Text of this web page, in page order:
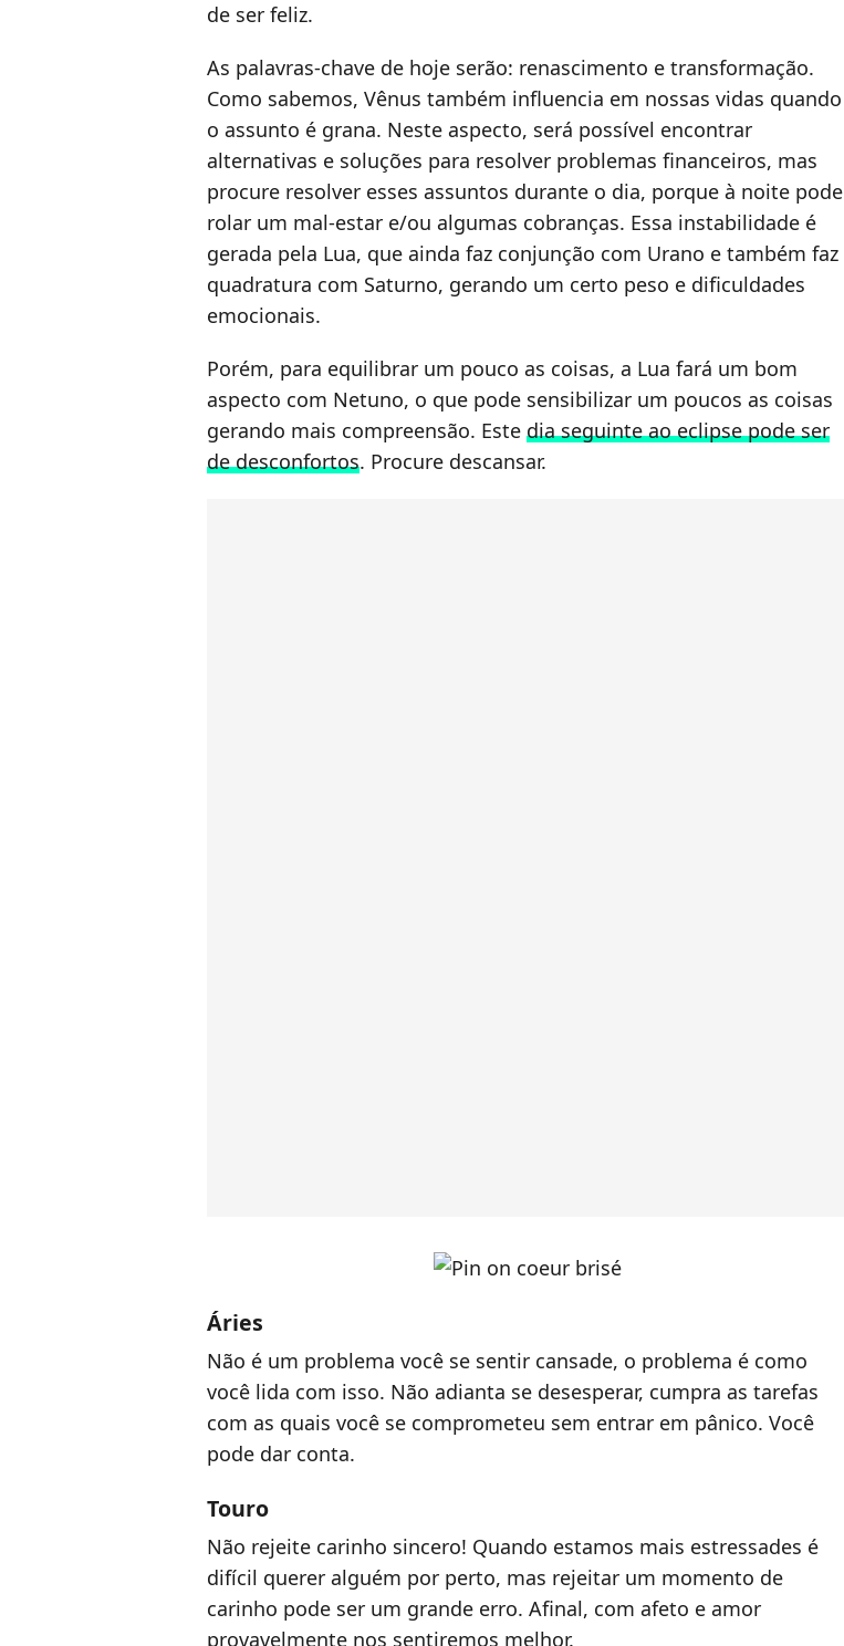
de ser feliz.
As palavras-chave de hoje serão: renascimento e transformação.
Como sabemos, Vênus também influencia em nossas vidas quando
o assunto é grana. Neste aspecto, será possível encontrar
alternativas e soluções para resolver problemas financeiros, mas
procure resolver esses assuntos durante o dia, porque à noite pode
rolar um mal-estar e/ou algumas cobranças. Essa instabilidade é
gerada pela Lua, que ainda faz conjunção com Urano e também faz
quadratura com Saturno, gerando um certo peso e dificuldades
emocionais.
Porém, para equilibrar um pouco as coisas, a Lua fará um bom
aspecto com Netuno, o que pode sensibilizar um poucos as coisas
gerando mais compreensão. Este dia seguinte ao eclipse pode ser
de desconfortos. Procure descansar.
Áries
Não é um problema você se sentir cansade, o problema é como
você lida com isso. Não adianta se desesperar, cumpra as tarefas
com as quais você se comprometeu sem entrar em pânico. Você
pode dar conta.
Touro
Não rejeite carinho sincero! Quando estamos mais estressades é
difícil querer alguém por perto, mas rejeitar um momento de
carinho pode ser um grande erro. Afinal, com afeto e amor
provavelmente nos sentiremos melhor.